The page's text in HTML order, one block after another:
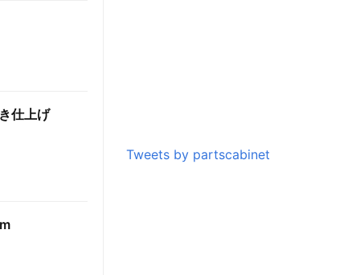
仕上げ
Tweets by partscabinet